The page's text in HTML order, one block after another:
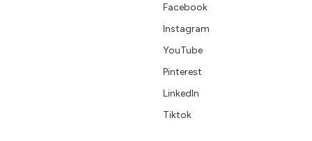
Facebook
Instagram
YouTube
Pinterest
LinkedIn
Tiktok